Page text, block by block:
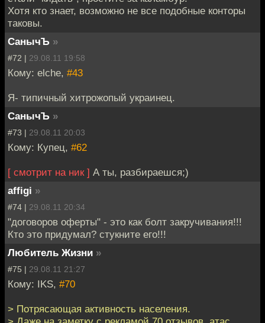
Хотя кто знает, возможно не все подобные конторы
таковы.
СанычЪ »
#72 | 29.08.11 19:58
Кому: elche, #43
Я- типичный хитрожопый украинец.
СанычЪ »
#73 | 29.08.11 20:03
Кому: Купец, #62
[ смотрит на ник ] А ты, разбираешся;)
affigi »
#74 | 29.08.11 20:34
"договоров оферты" - это как болт закручивания!!!
Кто это придумал? стукните его!!!
Любитель Жизни »
#75 | 29.08.11 21:27
Кому: IKS, #70
> Потрясающая активность населения.